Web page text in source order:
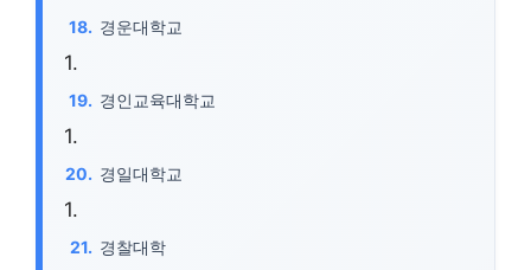
경운대학교
경인교육대학교
경일대학교
경찰대학